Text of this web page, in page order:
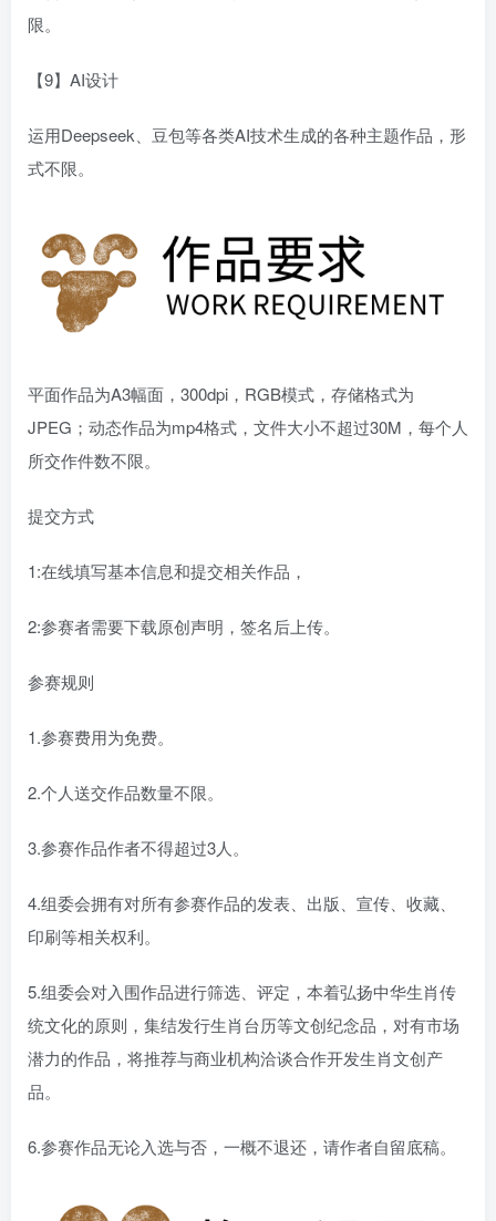
限。
【9】AI设计
运用Deepseek、豆包等各类AI技术生成的各种主题作品，形
式不限。
平面作品为A3幅面，300dpi，RGB模式，存储格式为
JPEG；动态作品为mp4格式，文件大小不超过30M，每个人
所交作件数不限。
提交方式
1:在线填写基本信息和提交相关作品，
2:参赛者需要下载原创声明，签名后上传。
参赛规则
1.参赛费用为免费。
2.个人送交作品数量不限。
3.参赛作品作者不得超过3人。
4.组委会拥有对所有参赛作品的发表、出版、宣传、收藏、
印刷等相关权利。
5.组委会对入围作品进行筛选、评定，本着弘扬中华生肖传
统文化的原则，集结发行生肖台历等文创纪念品，对有市场
潜力的作品，将推荐与商业机构洽谈合作开发生肖文创产
品。
6.参赛作品无论入选与否，一概不退还，请作者自留底稿。